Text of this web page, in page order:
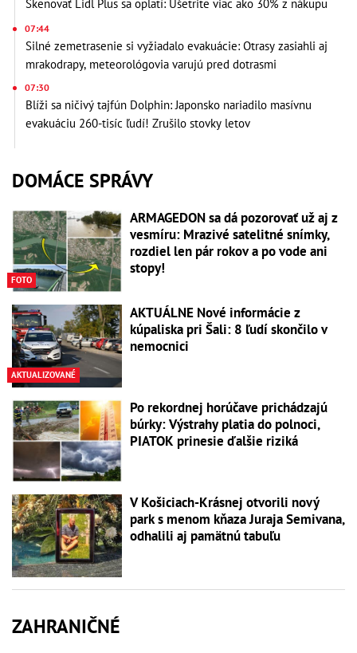
Skenovať Lidl Plus sa oplatí: Ušetrite viac ako 30% z nákupu
07:44
Silné zemetrasenie si vyžiadalo evakuácie: Otrasy zasiahli aj
mrakodrapy, meteorológovia varujú pred dotrasmi
07:30
Blíži sa ničivý tajfún Dolphin: Japonsko nariadilo masívnu
evakuáciu 260-tisíc ľudí! Zrušilo stovky letov
DOMÁCE SPRÁVY
FOTO
ARMAGEDON sa dá pozorovať už aj z
vesmíru: Mrazivé satelitné snímky,
rozdiel len pár rokov a po vode ani
stopy!
AKTUALIZOVANÉ
AKTUÁLNE Nové informácie z
kúpaliska pri Šali: 8 ľudí skončilo v
nemocnici
Po rekordnej horúčave prichádzajú
búrky: Výstrahy platia do polnoci,
PIATOK prinesie ďalšie riziká
V Košiciach-Krásnej otvorili nový
park s menom kňaza Juraja Semivana,
odhalili aj pamätnú tabuľu
ZAHRANIČNÉ